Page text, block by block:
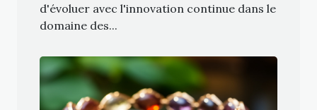
d'évoluer avec l'innovation continue dans le
domaine des...